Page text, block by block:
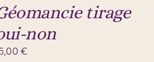
tirage
non
€